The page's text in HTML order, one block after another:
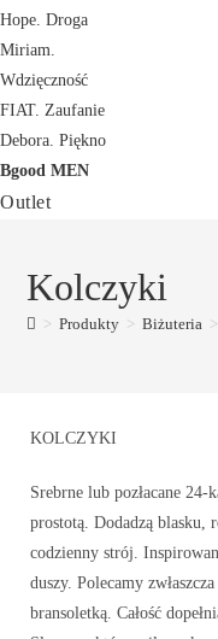
Hope. Droga
Miriam.
Wdzięczność
FIAT. Zaufanie
Debora. Piękno
Bgood MEN
Outlet
Kolczyki
> Produkty > Biżuteria >
KOLCZYKI
Srebrne lub pozłacane
prostotą. Dodadzą blasku,
codzienny strój.
duszy. Polecamy
bransoletką. Całość